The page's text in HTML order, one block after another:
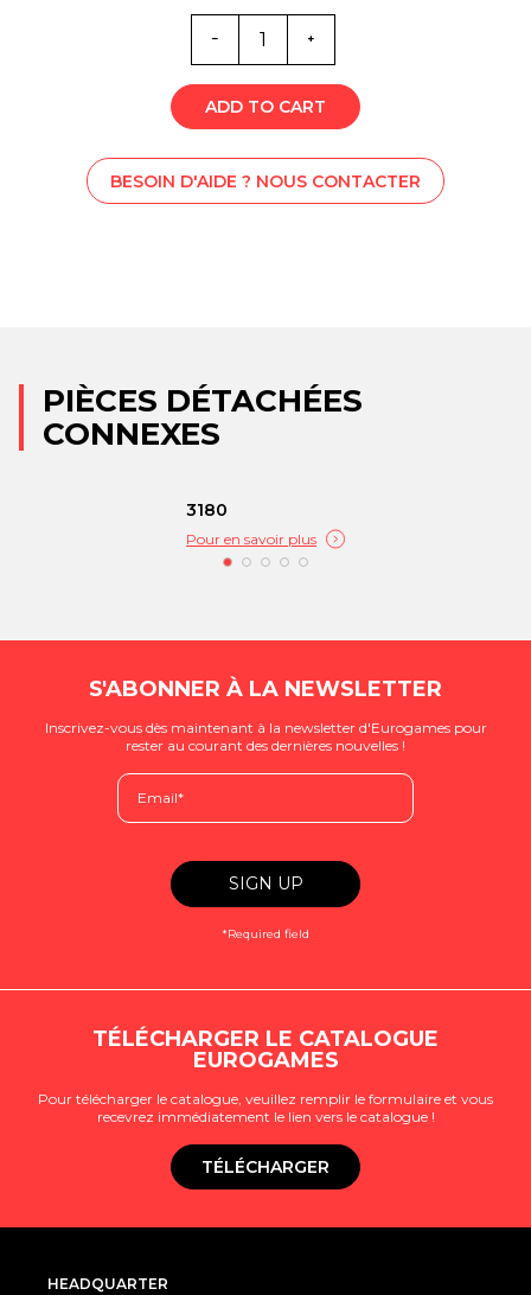
Quantité
SS0-
4867
ADD TO CART
BESOIN D'AIDE ? NOUS CONTACTER
PIÈCES DÉTACHÉES
CONNEXES
3180
Pour en savoir plus
S'ABONNER À LA NEWSLETTER
Inscrivez-vous dès maintenant à la newsletter d'Eurogames pour
rester au courant des dernières nouvelles !
*Required field
TÉLÉCHARGER LE CATALOGUE
EUROGAMES
Pour télécharger le catalogue, veuillez remplir le formulaire et vous
recevrez immédiatement le lien vers le catalogue !
TÉLÉCHARGER
HEADQUARTER